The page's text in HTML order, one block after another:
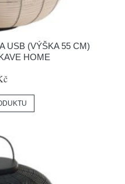
USB (VÝŠKA 55 CM)
HOME